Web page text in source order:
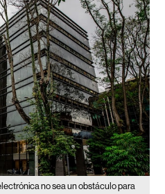
no sea un obstáculo para